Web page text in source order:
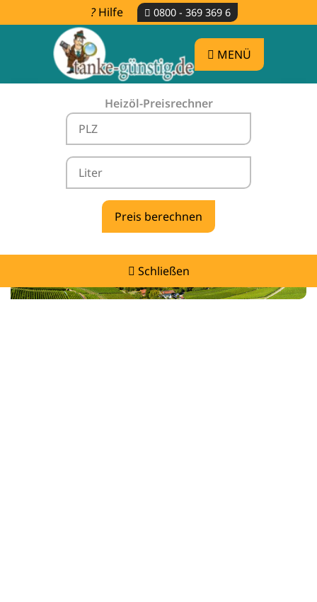
Hilfe 0800 - 369 369 6
MENÜ
Heizöl-Preisrechner
Schließen
Heizölpreise Schwarzach -
vergleichen & günstig tanken